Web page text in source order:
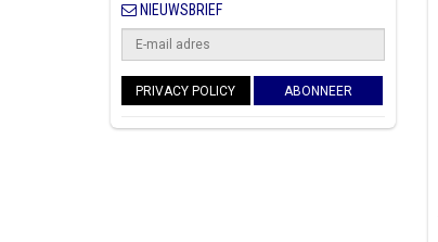
NIEUWSBRIEF
PRIVACY POLICY ABONNEER